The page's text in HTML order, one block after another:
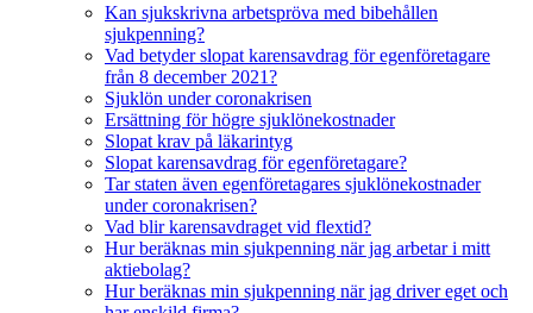
Kan sjukskrivna arbetspröva med bibehållen
sjukpenning?
Vad betyder slopat karensavdrag för egenföretagare
från 8 december 2021?
Sjuklön under coronakrisen
Ersättning för högre sjuklönekostnader
Slopat krav på läkarintyg
Slopat karensavdrag för egenföretagare?
Tar staten även egenföretagares sjuklönekostnader
under coronakrisen?
Vad blir karensavdraget vid flextid?
Hur beräknas min sjukpenning när jag arbetar i mitt
aktiebolag?
Hur beräknas min sjukpenning när jag driver eget och